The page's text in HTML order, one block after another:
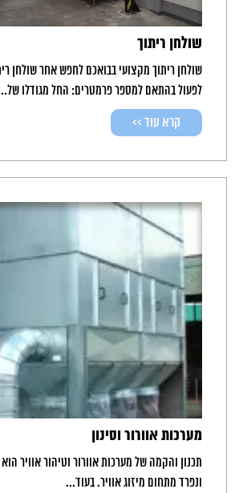
שולחן ריתוך
שולחן ריתוך מקצועי בבואכם לחפש אחר שולחן
לפעול בהתאם למספר פרמטרים: החל מגודלו
קרא עוד >>
מערכות אוורור וסינון
תכנון והקמה של מערכות אוורור וטיהור אוויר
ונפרד מתחום מיזוג אוויר. בעוד...